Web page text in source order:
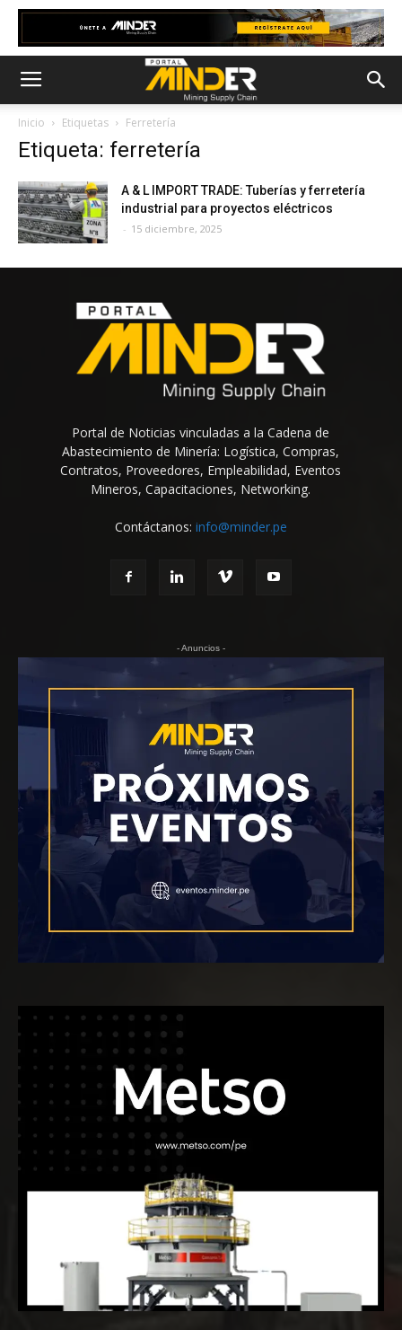
Inicio Etiquetas Ferretería
Etiqueta: ferretería
A & L IMPORT TRADE: Tuberías y ferretería
industrial para proyectos eléctricos
- 15 diciembre, 2025
Portal de Noticias vinculadas a la Cadena de
Abastecimiento de Minería: Logística, Compras,
Contratos, Proveedores, Empleabilidad, Eventos
Mineros, Capacitaciones, Networking.
Contáctanos: info@minder.pe
- Anuncios -